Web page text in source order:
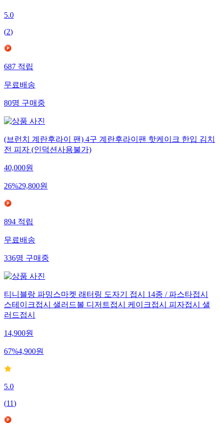
5.0
(2)
687적립
무료배송
80명구매중
(브런치 계란후라이 팬) 4구 계란후라이팬 핫케이크 한입 김치
전 피자 (인덕션사용불가)
40,000원
26%29,800원
894적립
무료배송
336명구매중
티니블랑 파밍스마켓 래터링 도자기 접시 14종 / 파스타접시
스테이크접시 샐러드볼 디저트접시 케이크접시 피자접시 샐
러드접시
14,900원
67%4,900원
5.0
(11)